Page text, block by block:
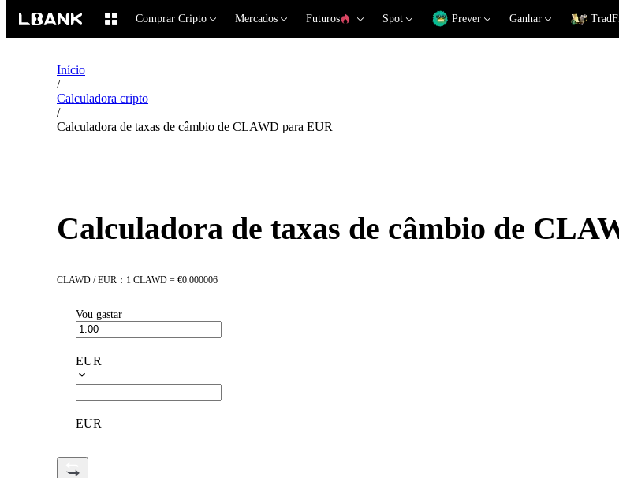
Comprar Cripto Mercados Futuros Spot Prever Ganhar
Início
/
Calculadora cripto
/
Calculadora de taxas de câmbio de CLAWD para EUR
Calculadora de taxas de câmbio de
CLAWD / EUR：1 CLAWD = €0.000006
Vou gastar
EUR
EUR